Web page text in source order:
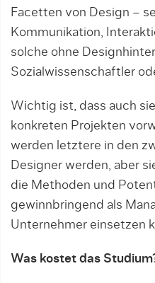
Facetten von Design –
Kommunikation,
solche ohne
Sozialwissenschaftler
Wichtig ist, dass auch
konkreten Projekten
werden letztere in den
Designer werden, aber
die Methoden und
gewinnbringend als
Unternehmer einsetzen
Was kostet das